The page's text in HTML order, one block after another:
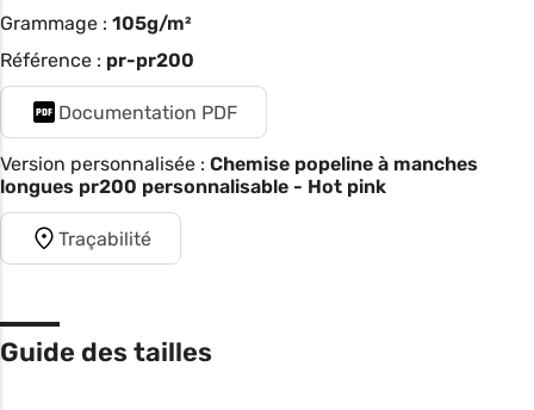
Grammage : 105g/m²
Référence : pr-pr200
Documentation PDF
Version personnalisée : Chemise popeline à manches
longues pr200 personnalisable - Hot pink
Traçabilité
Guide des tailles